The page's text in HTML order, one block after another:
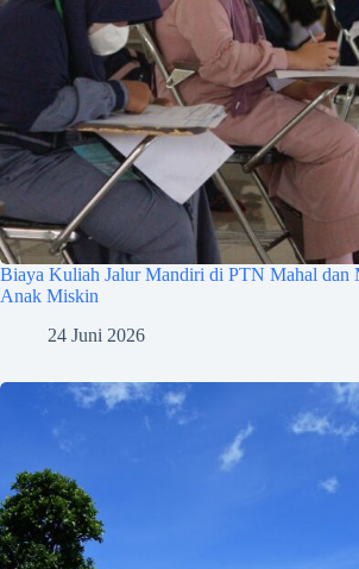
Biaya Kuliah Jalur Mandiri di PTN Mahal dan
Anak Miskin
24 Juni 2026